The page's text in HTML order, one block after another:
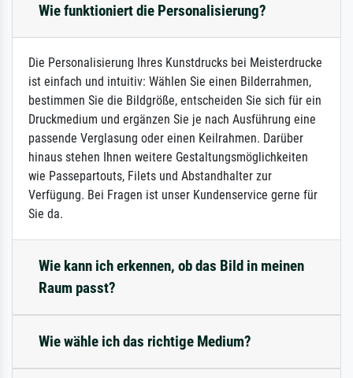
Wie funktioniert die Personalisierung?
Die Personalisierung Ihres Kunstdrucks bei Meisterdrucke
ist einfach und intuitiv: Wählen Sie einen Bilderrahmen,
bestimmen Sie die Bildgröße, entscheiden Sie sich für ein
Druckmedium und ergänzen Sie je nach Ausführung eine
passende Verglasung oder einen Keilrahmen. Darüber
hinaus stehen Ihnen weitere Gestaltungsmöglichkeiten
wie Passepartouts, Filets und Abstandhalter zur
Verfügung. Bei Fragen ist unser Kundenservice gerne für
Sie da.
Wie kann ich erkennen, ob das Bild in meinen
Raum passt?
Wie wähle ich das richtige Medium?